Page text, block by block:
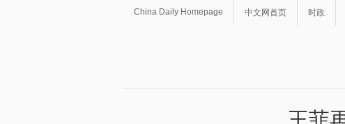
China Daily Homepage 中文网首页 时政